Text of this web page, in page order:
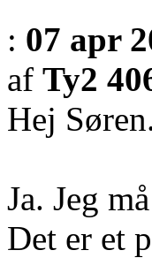
: 07 apr
af Ty2
Hej
Ja. Jeg
Det er et